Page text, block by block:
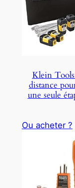
Klein
distance
une seule
Ou acheter ?